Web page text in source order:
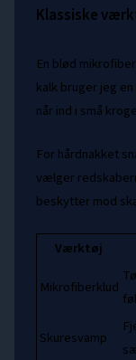
Klassiske
En blød
kalk bruger jeg
når ind i små
For hårdnakket
vælger
beskytter mod
Værktøj
Mikrofiberklud
Skuresvamp